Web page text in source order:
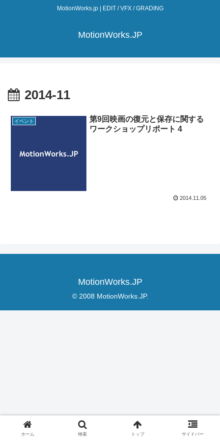
MotionWorks.jp | EDIT / VFX / GRADING
MotionWorks.JP
2014-11
イベント
第9回映画の復元と保存に関する
ワークショップリポート 4
2014.11.05
MotionWorks.JP
© 2008 MotionWorks.JP.
ホーム 検索 トップ サイドバー